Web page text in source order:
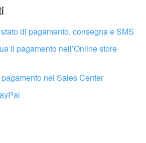
di maggiori informazioni.
funziona questo strumento
di pagamento, consegna e SMS
il pagamento nell’Online store
nel Sales Center